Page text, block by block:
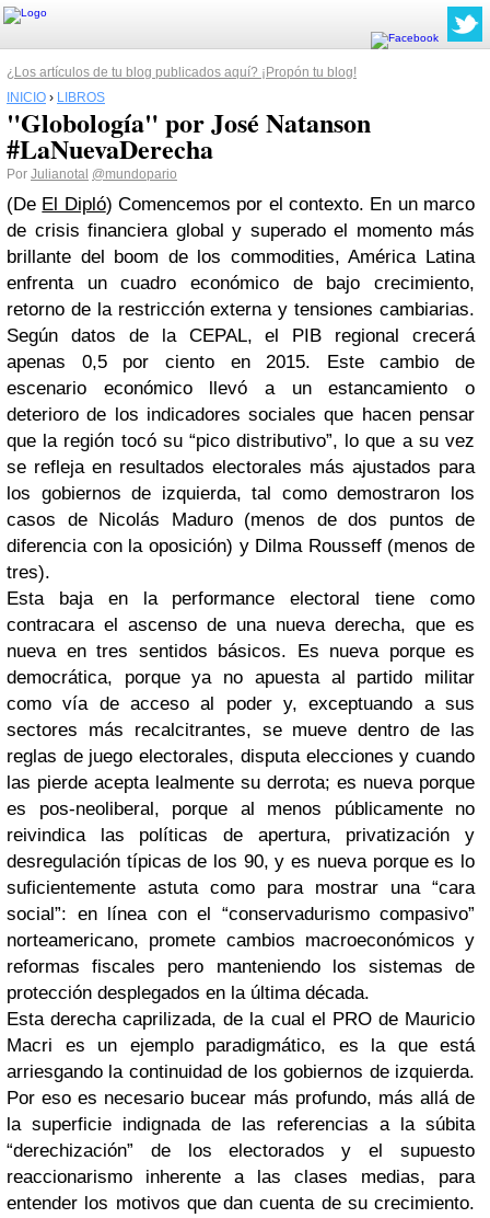
¿Los artículos de tu blog publicados aquí? ¡Propón tu blog!
INICIO › LIBROS
"Globología" por José Natanson
#LaNuevaDerecha
Por Julianotal @mundopario
(De El Dipló) Comencemos por el contexto. En un marco
de crisis financiera global y superado el momento más
brillante del boom de los commodities, América Latina
enfrenta un cuadro económico de bajo crecimiento,
retorno de la restricción externa y tensiones cambiarias.
Según datos de la CEPAL, el PIB regional crecerá
apenas 0,5 por ciento en 2015. Este cambio de
escenario económico llevó a un estancamiento o
deterioro de los indicadores sociales que hacen pensar
que la región tocó su “pico distributivo”, lo que a su vez
se refleja en resultados electorales más ajustados para
los gobiernos de izquierda, tal como demostraron los
casos de Nicolás Maduro (menos de dos puntos de
diferencia con la oposición) y Dilma Rousseff (menos de
tres).
Esta baja en la performance electoral tiene como
contracara el ascenso de una nueva derecha, que es
nueva en tres sentidos básicos. Es nueva porque es
democrática, porque ya no apuesta al partido militar
como vía de acceso al poder y, exceptuando a sus
sectores más recalcitrantes, se mueve dentro de las
reglas de juego electorales, disputa elecciones y cuando
las pierde acepta lealmente su derrota; es nueva porque
es pos-neoliberal, porque al menos públicamente no
reivindica las políticas de apertura, privatización y
desregulación típicas de los 90, y es nueva porque es lo
suficientemente astuta como para mostrar una “cara
social”: en línea con el “conservadurismo compasivo”
norteamericano, promete cambios macroeconómicos y
reformas fiscales pero manteniendo los sistemas de
protección desplegados en la última década.
Esta derecha caprilizada, de la cual el PRO de Mauricio
Macri es un ejemplo paradigmático, es la que está
arriesgando la continuidad de los gobiernos de izquierda.
Por eso es necesario bucear más profundo, más allá de
la superficie indignada de las referencias a la súbita
“derechización” de los electorados y el supuesto
reaccionarismo inherente a las clases medias, para
entender los motivos que dan cuenta de su crecimiento.